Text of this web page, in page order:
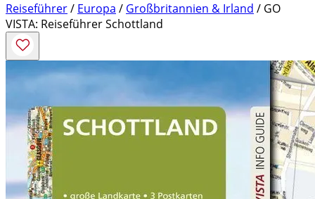
Reiseführer/ Europa / Großbritannien & Irland / GO
VISTA: Reiseführer Schottland